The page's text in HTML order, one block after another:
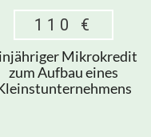
110 €
Mikrokredit
zum Aufbau eines